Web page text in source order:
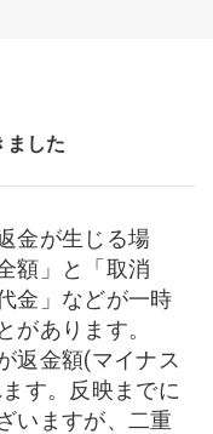
ました
金が生じる場
額」と「取消
金」などが一時
があります。
返金額(マイナス
す。反映までに
いますが、二重